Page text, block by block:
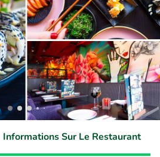
Informations Sur Le Restaurant